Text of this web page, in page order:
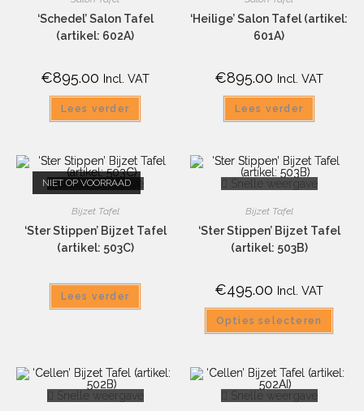
‘Schedel’ Salon Tafel
(artikel: 602A)
€895.00 Incl. VAT
Lees verder
‘Heilige’ Salon Tafel (artikel:
601A)
€895.00 Incl. VAT
Lees verder
NIET OP VOORRAAD
Snelle weergave
Bijzet Tafel
‘Ster Stippen’ Bijzet Tafel
(artikel: 503C)
Lees verder
Snelle weergave
Bijzet Tafel
‘Ster Stippen’ Bijzet Tafel
(artikel: 503B)
€495.00 Incl. VAT
Opties selecteren
Snelle weergave Snelle weergave